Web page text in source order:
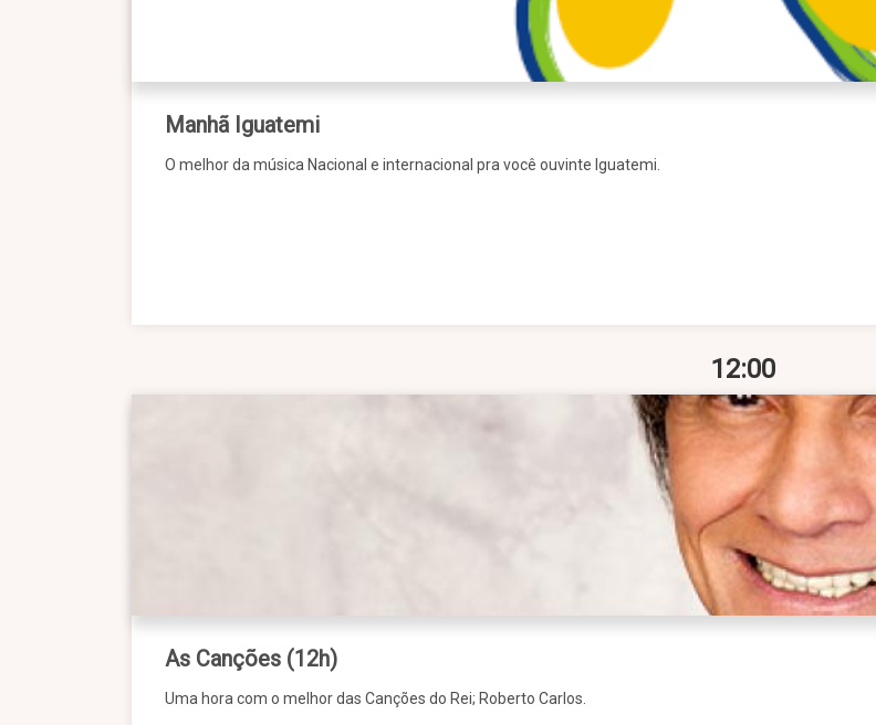
Manhã Iguatemi
O melhor da música Nacional e internacional pra você ouvinte Iguatemi.
12:00
As Canções (12h)
Uma hora com o melhor das Canções do Rei; Roberto Carlos.